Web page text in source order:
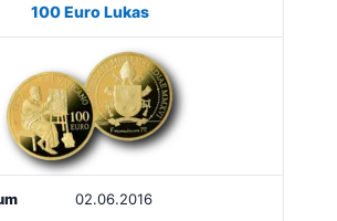
100 Euro Lukas
02.06.2016